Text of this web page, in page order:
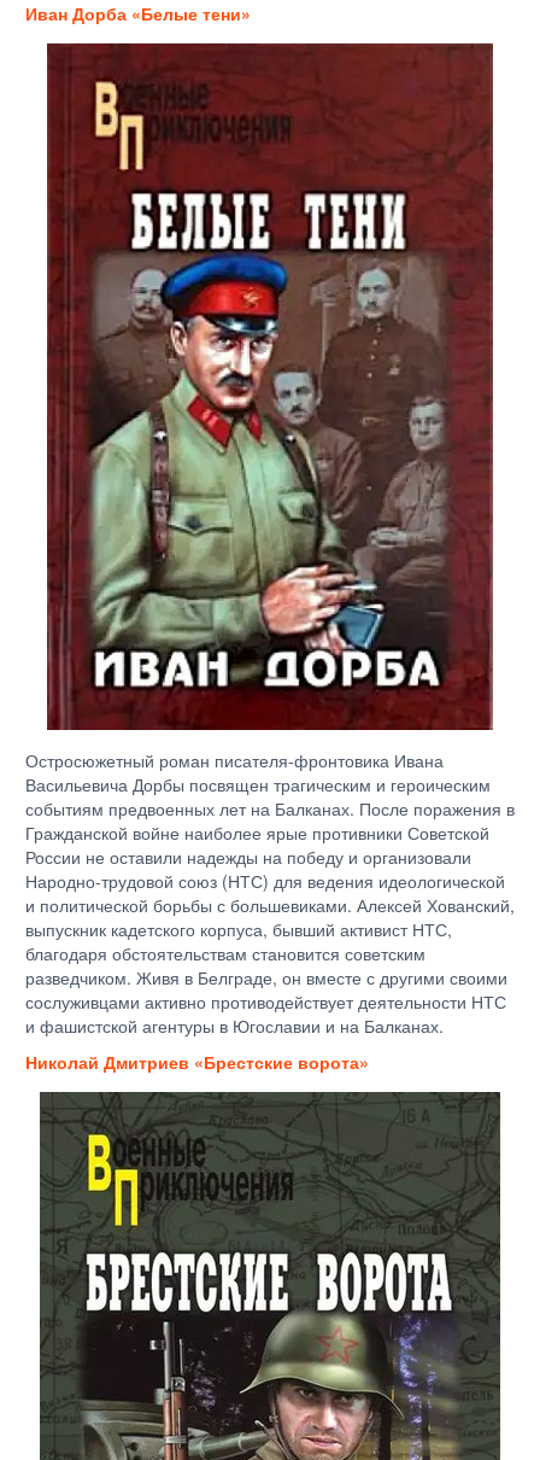
Иван Дорба «Белые тени»
Остросюжетный роман писателя-фронтовика Ивана
Васильевича Дорбы посвящен трагическим и героическим
событиям предвоенных лет на Балканах. После поражения в
Гражданской войне наиболее ярые противники Советской
России не оставили надежды на победу и организовали
Народно-трудовой союз (НТС) для ведения идеологической
и политической борьбы с большевиками. Алексей Хованский,
выпускник кадетского корпуса, бывший активист НТС,
благодаря обстоятельствам становится советским
разведчиком. Живя в Белграде, он вместе с другими своими
сослуживцами активно противодействует деятельности НТС
и фашистской агентуры в Югославии и на Балканах.
Николай Дмитриев «Брестские ворота»